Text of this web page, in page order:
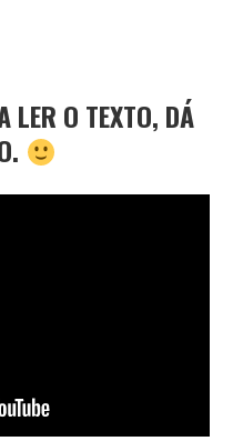
LER O TEXTO, DÁ